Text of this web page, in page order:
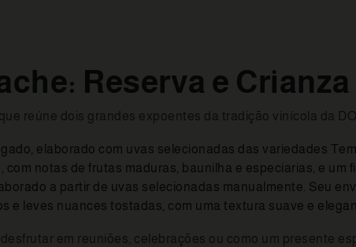
Reserva e
reúne dois grandes expoentes da tradição vinícola da
elaborado com uvas selecionadas das variedades
notas de frutas maduras, baunilha e especiarias, e um
a partir de uvas selecionadas manualmente. Seu
e leves nuances tostadas, com uma textura suave e
em reuniões, celebrações ou como um presente